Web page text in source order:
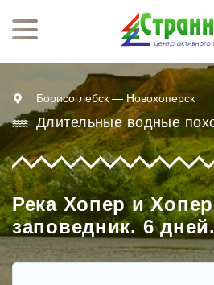
Борисоглебск — Новохоперск
Длительные водные
Река Хопер и
заповедник. 6